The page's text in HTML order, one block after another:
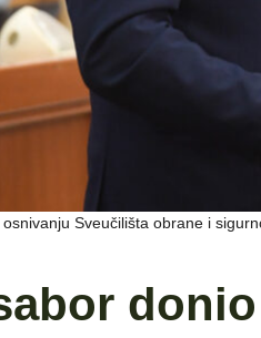
Sveučilišta obrane i